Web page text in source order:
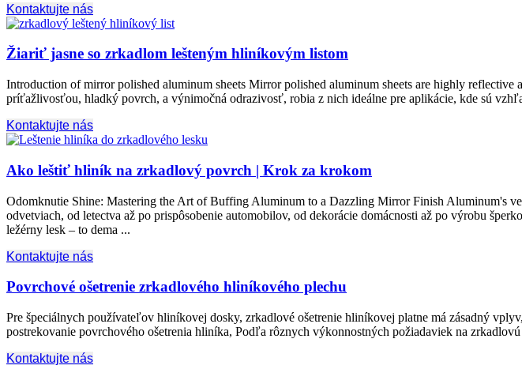
Kontaktujte nás
Žiariť jasne so zrkadlom lešteným hliníkovým listom
Introduction of mirror polished aluminum sheets Mirror polished aluminum sheets are highly reflective
príťažlivosťou, hladký povrch, a výnimočná odrazivosť, robia z nich ideálne pre aplikácie, kde sú
Kontaktujte nás
Ako leštiť hliník na zrkadlový povrch | Krok za krokom
Odomknutie Shine: Mastering the Art of Buffing Aluminum to a Dazzling Mirror Finish Aluminum's
odvetviach, od letectva až po prispôsobenie automobilov, od dekorácie domácnosti až po výrobu
ležérny lesk – to dema ...
Kontaktujte nás
Povrchové ošetrenie zrkadlového hliníkového plechu
Pre špeciálnych používateľov hliníkovej dosky, zrkadlové ošetrenie hliníkovej platne má zásadný
postrekovanie povrchového ošetrenia hliníka, Podľa rôznych výkonnostných požiadaviek na
Kontaktujte nás